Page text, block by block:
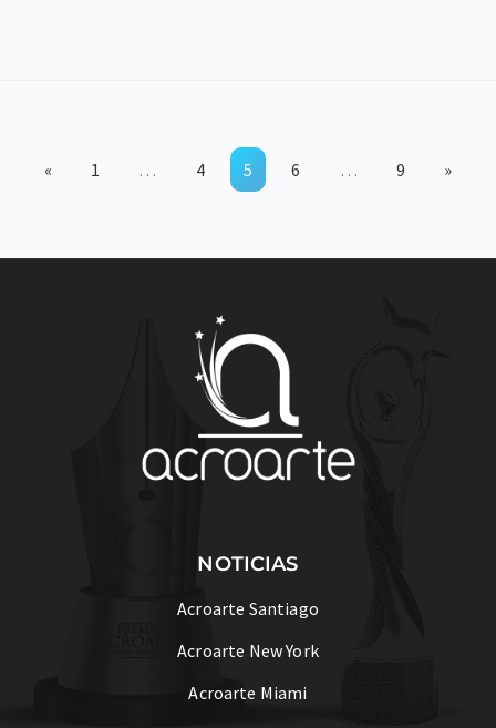
« 1 … 4 5 6 … 9 »
NOTICIAS
Acroarte Santiago
Acroarte New York
Acroarte Miami